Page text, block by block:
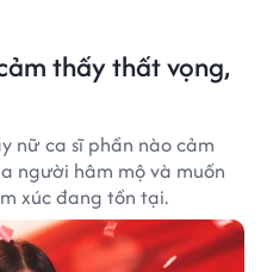
thấy thất vọng,
nữ ca sĩ phần nào cảm
người hâm mộ và muốn
xúc đang tồn tại.